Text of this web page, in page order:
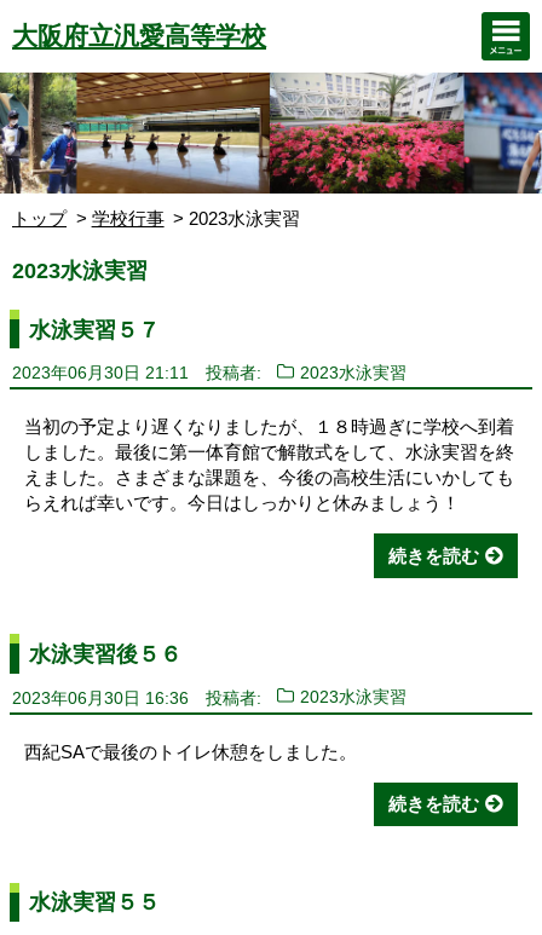
大阪府立汎愛高等学校
トップ 学校行事 2023水泳実習
2023水泳実習
水泳実習５７
2023年06月30日 21:11 投稿者: 2023水泳実習
当初の予定より遅くなりましたが、１８時過ぎに学校へ到着
しました。最後に第一体育館で解散式をして、水泳実習を終
えました。さまざまな課題を、今後の高校生活にいかしても
らえれば幸いです。今日はしっかりと休みましょう！
続きを読む
水泳実習後５６
2023年06月30日 16:36 投稿者: 2023水泳実習
西紀SAで最後のトイレ休憩をしました。
続きを読む
水泳実習５５